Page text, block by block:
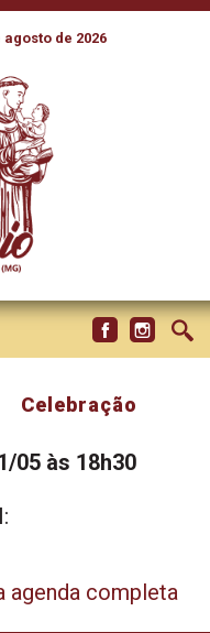
de 2026
Celebração
05 às 18h30
agenda completa